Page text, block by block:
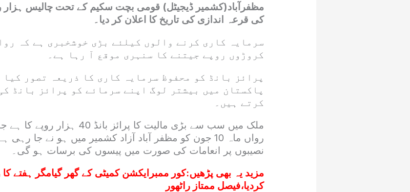
مظفرآباد(کشمیر ڈیجیٹل) قومی بچت سکیم کے تحت چالیس ہزار
کی قرعہ اندازی کی تاریخ کا اعلان کر دیا۔
سرمایہ کاری کرنے والوں کیلئے بڑی خوشخبری ہے کہ
کروڑوں روپے جیتنے کا سنہری موقع آ رہا ہے۔
پرائز بانڈ کو محفوظ سرمایہ کاری کا ذریعہ تصور کیا
پاکستان میں بیشتر لوگ اپنے سرمائے کو پرائز بانڈ
کرتے ہیں۔
ملک میں سب سے بڑی مالیت کا پرائز
نصیبوں پر انعامات کی صورت میں پیسوں کی برسات ہو گی۔
مزید یہ بھی پڑھیں:کور ممبرایکشن کمیٹی کے گھر گیامگر ہفتے
کردیا،فیصل ممتاز راٹھور